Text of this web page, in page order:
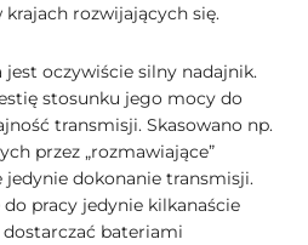
rozwijających się.
oczywiście silny nadajnik.
stosunku jego mocy do
transmisji. Skasowano np.
przez „rozmawiające”
dokonanie transmisji.
pracy jedynie kilkanaście
bateriami